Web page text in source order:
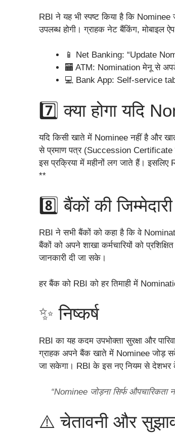
RBI ने यह भी स्पष्ट किया है कि Nominee
उपलब्ध होगी। ग्राहक नेट बैंकिंग,
📱 Net Banking: “Update
🏧 ATM: Nomination मेनू से
💻 Bank App: Self-service
7️⃣ क्या होगा यदि
यदि किसी खाते में Nominee नहीं है और
से प्रमाण पत्र (Succession Certificate
इस प्रक्रिया में महीनों लग जाते हैं। इसलिए
**
8️⃣ बैंकों की जिम्मेदारी
RBI ने सभी बैंकों को कहा है कि वे
बैंकों को अपने शाखा कर्मचारियों को
जानकारी दी जा सके।
हर बैंक को RBI को हर तिमाही में
✨ निष्कर्ष
RBI का यह कदम उपभोक्ता सुरक्षा और
ग्राहक अपने बैंक खाते में Nominee जोड़
जा सकेगा। RBI के इस नए नियम से देशभर
“Nominee जोड़ना सिर्फ औपचारिकता
⚠️ चेतावनी और